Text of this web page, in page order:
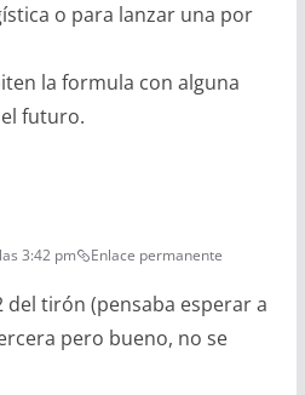
o para lanzar una por
la formula con alguna
futuro.
3:42 pm Enlace permanente
del tirón (pensaba esperar a
pero bueno, no se